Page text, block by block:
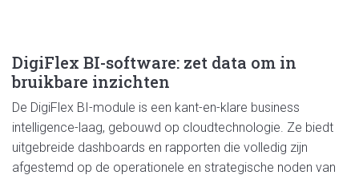
DigiFlex BI-software: zet data om in
bruikbare inzichten
De DigiFlex BI-module is een kant-en-klare business
intelligence-laag, gebouwd op cloudtechnologie. Ze biedt
uitgebreide dashboards en rapporten die volledig zijn
afgestemd op de operationele en strategische noden van